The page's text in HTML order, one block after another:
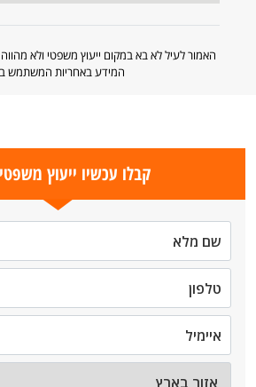
האמור לעיל לא בא במקום ייעוץ משפטי ולא
המידע באחריות המשתמש
קבלו עכשיו ייעוץ